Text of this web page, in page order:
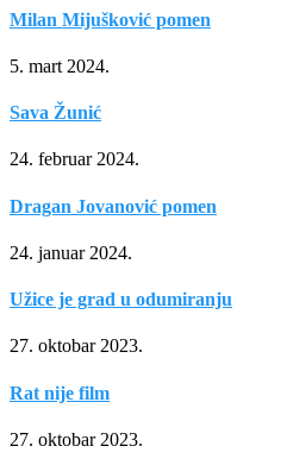
Milan Mijušković pomen
5. mart 2024.
Sava Žunić
24. februar 2024.
Dragan Jovanović pomen
24. januar 2024.
Užice je grad u odumiranju
27. oktobar 2023.
Rat nije film
27. oktobar 2023.